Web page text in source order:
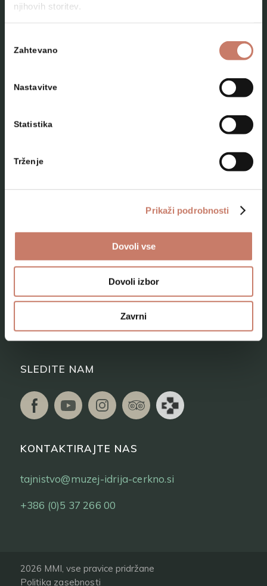
njihovih storitev.
soglasja
Zahtevano
Nastavitve
Statistika
Trženje
Prikaži podrobnosti
Dovoli vse
Dovoli izbor
Zavrni
Kam na izlet
Programi za skupine odraslih
Kje smo
SLEDITE NAM
KONTAKTIRAJTE NAS
tajnistvo@muzej-idrija-cerkno.si
+386 (0)5 37 266 00
2026 MMI, vse pravice pridržane
Politika zasebnosti